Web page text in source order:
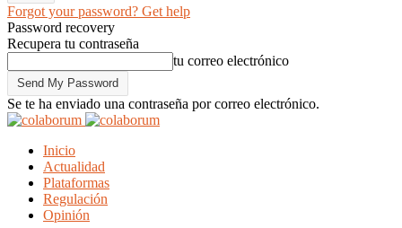
Forgot your password? Get help
Password recovery
Recupera tu contraseña
tu correo electrónico
Se te ha enviado una contraseña por correo electrónico.
Inicio
Actualidad
Plataformas
Regulación
Opinión